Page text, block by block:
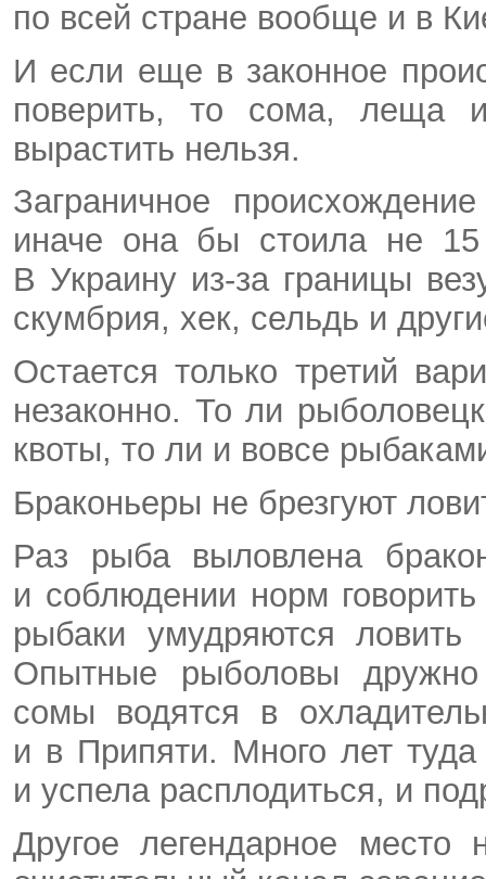
по всей стране вообще и в
И если еще в законное
поверить, то сома, леща
вырастить нельзя.
Заграничное
иначе она бы стоила не 15
В Украину из-за границы
скумбрия, хек, сельдь и
Остается только третий
незаконно. То ли
квоты, то ли и вовсе
Браконьеры не брезгуют
Раз рыба выловлена
и соблюдении норм
рыбаки умудряются
Опытные рыболовы
сомы водятся в
и в Припяти. Много лет
и успела расплодиться, и
Другое легендарное